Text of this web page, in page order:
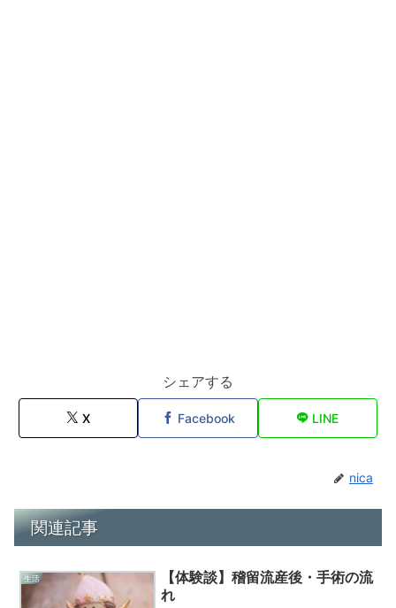
シェアする
X Facebook LINE
nica
関連記事
生活
【体験談】稽留流産後・手術の流
れ